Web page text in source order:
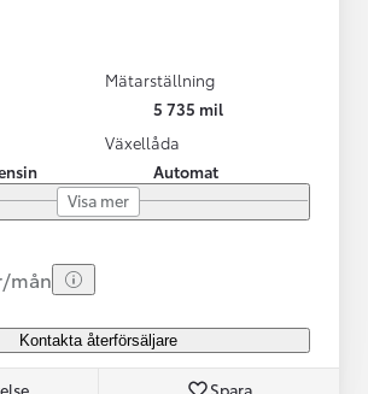
Mätarställning
5 735 mil
Växellåda
Automat
Visa mer
mån
Kontakta återförsäljare
Spara